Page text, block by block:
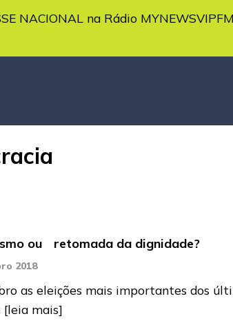
NACIONAL na Rádio
ou retomada da dignidade?
2018
as eleições mais importantes dos
[leia mais]